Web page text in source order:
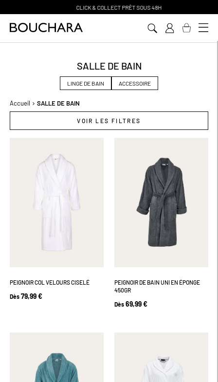
CLICK & COLLECT PRÊT SOUS 48H
SALLE DE BAIN
LINGE DE BAIN ACCESSOIRE
Accueil SALLE DE BAIN
VOIR LES FILTRES
PEIGNOIR COL VELOURS CISELÉ
Dès 79,99 €
PEIGNOIR DE BAIN UNI EN ÉPONGE
450GR
Dès 69,99 €